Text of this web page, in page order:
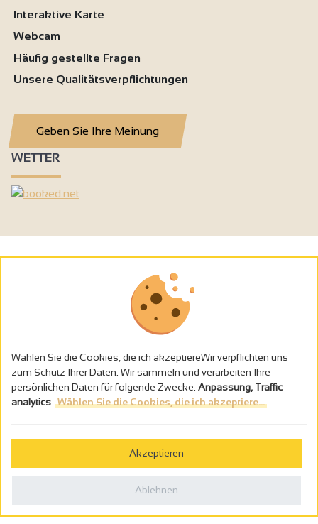
Interaktive Karte
Webcam
Häufig gestellte Fragen
Unsere Qualitätsverpflichtungen
Geben Sie Ihre Meinung
WETTER
Alkoholmissbrauch ist gefährlich für die Gesundheit - trinken Sie in
Politique de confidentialité
Wählen Sie die Cookies, die ich akzeptiereWir verpflichten uns
zum Schutz Ihrer Daten. Wir sammeln und verarbeiten Ihre
persönlichen Daten für folgende Zwecke: Anpassung, Traffic
analytics Wählen Sie die Cookies, die ich akzeptiere...
Akzeptieren
Ablehnen